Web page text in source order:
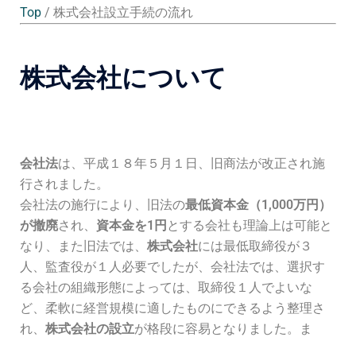
Top / 株式会社設立手続の流れ
株式会社について
会社法は、平成１８年５月１日、旧商法が改正され施
行されました。
会社法の施行により、旧法の最低資本金（1,000万円）
が撤廃され、 資本金を1円 とする会社も理論上は可能と
なり、また旧法では、 株式会社には最低取締役が３
人、監査役が１人必要でしたが、会社法では、選択す
る会社の組織形態によっては、取締役１人でよいな
ど、柔軟に経営規模に適したものにできるよう整理さ
れ、 株式会社の設立が格段に容易となりました。ま